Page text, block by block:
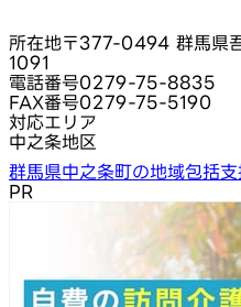
所在地〒377-0494 群馬県
1091
電話番号0279-75-8835
FAX番号0279-75-5190
対応エリア
中之条地区
群馬県中之条町の地域包括
PR